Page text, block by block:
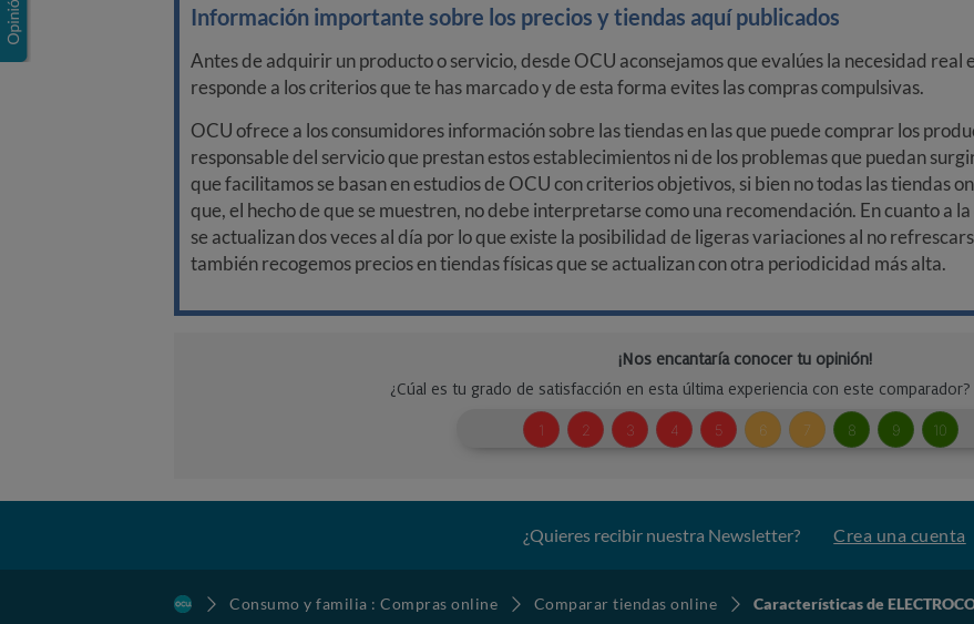
Información importante sobre los precios y tiendas aquí publicados
Antes de adquirir un producto o servicio, desde OCU aconsejamos que evalúes la necesidad real
responde a los criterios que te has marcado y de esta forma evites las compras compulsivas.
OCU ofrece a los consumidores información sobre las tiendas en las que puede comprar los
responsable del servicio que prestan estos establecimientos ni de los problemas que puedan
que facilitamos se basan en estudios de OCU con criterios objetivos, si bien no todas las tiendas
que, el hecho de que se muestren, no debe interpretarse como una recomendación. En cuanto a
se actualizan dos veces al día por lo que existe la posibilidad de ligeras variaciones al no
también recogemos precios en tiendas físicas que se actualizan con otra periodicidad más alta.
¿Quieres recibir nuestra Newsletter? Crea una cuenta
Consumo y familia : Compras online Comparar tiendas online Características de